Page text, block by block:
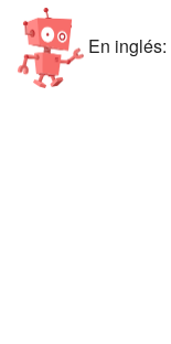
En inglés: